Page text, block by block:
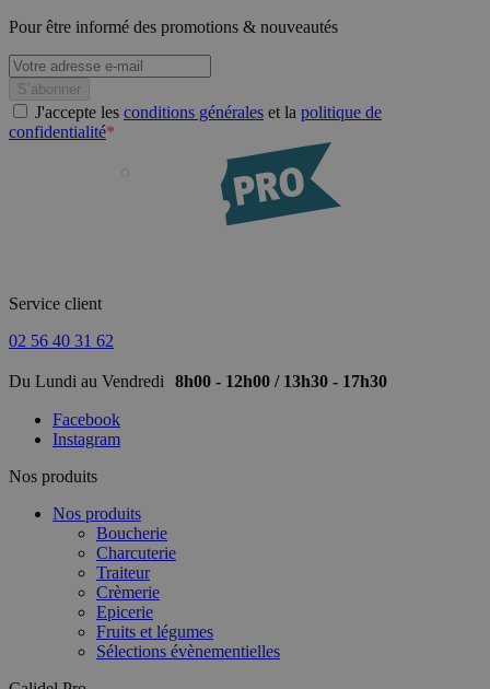
Pour être informé des promotions & nouveautés
J'accepte les conditions générales et la politique de
confidentialité*
Service client
02 56 40 31 62
Du Lundi au Vendredi 8h00 - 12h00 / 13h30 - 17h30
Facebook
Instagram
Nos produits
Nos produits
Boucherie
Charcuterie
Traiteur
Crèmerie
Epicerie
Fruits et légumes
Sélections évènementielles